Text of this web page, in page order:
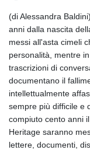
(di Alessandra
anni dalla nascita
messi all'asta cimeli
personalità, mentre
trascrizioni di
documentano il
intellettualmente
sempre più difficile e
compiuto cento anni
Heritage saranno
lettere, documenti,